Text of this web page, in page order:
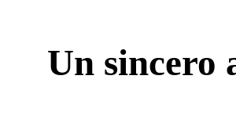
Un sincero